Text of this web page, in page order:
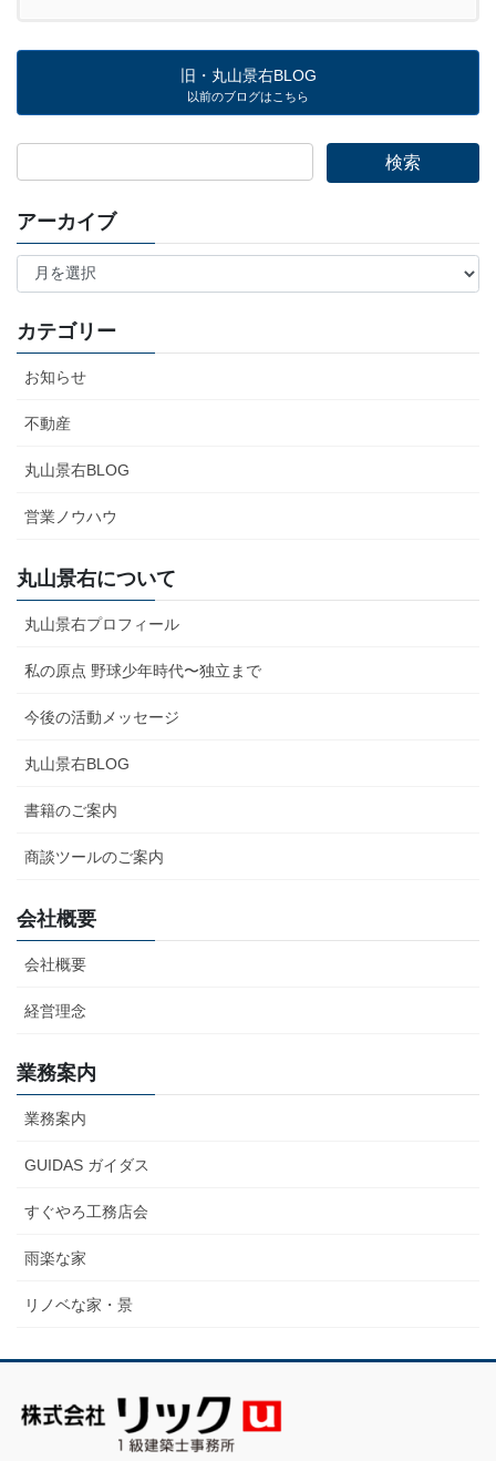
旧・丸山景右BLOG
以前のブログはこちら
アーカイブ
ア
イ
カテゴリー
お知らせ
不動産
丸山景右BLOG
営業ノウハウ
丸山景右について
丸山景右プロフィール
私の原点 野球少年時代〜独立まで
今後の活動メッセージ
丸山景右BLOG
書籍のご案内
商談ツールのご案内
会社概要
会社概要
経営理念
業務案内
業務案内
GUIDAS ガイダス
すぐやろ工務店会
雨楽な家
リノベな家・景